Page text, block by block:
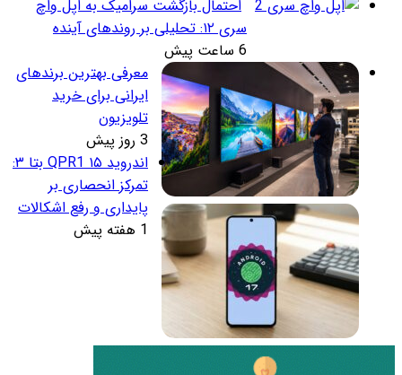
احتمال بازگشت سرامیک به اپل واچ
معرفی بهترین برندهای
ایرانی برای خرید
تلویزیون
3 روز پیش
اندروید ۱۵ QPR1 بتا ۳:
تمرکز انحصاری بر
پایداری و رفع اشکالات
1 هفته پیش